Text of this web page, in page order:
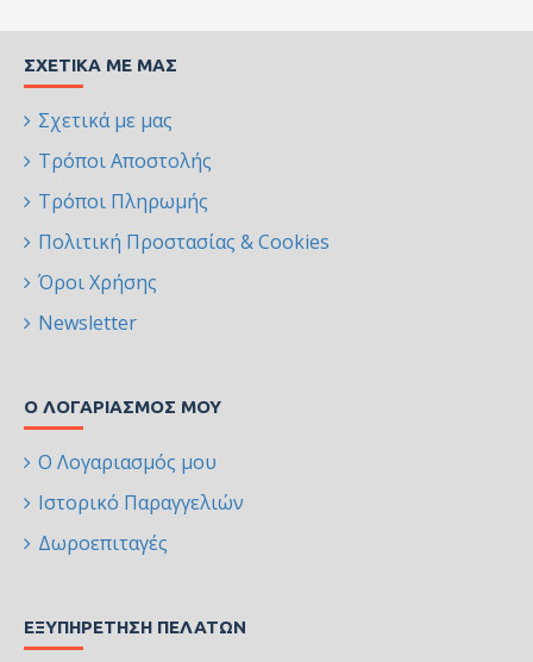
ΣΧΕΤΙΚΆ ΜΕ ΜΑΣ
Σχετικά με μας
Τρόποι Αποστολής
Τρόποι Πληρωμής
Πολιτική Προστασίας & Cookies
Όροι Χρήσης
Newsletter
Ο ΛΟΓΑΡΙΑΣΜΌΣ ΜΟΥ
Ο Λογαριασμός μου
Ιστορικό Παραγγελιών
Δωροεπιταγές
ΕΞΥΠΗΡΈΤΗΣΗ ΠΕΛΑΤΏΝ